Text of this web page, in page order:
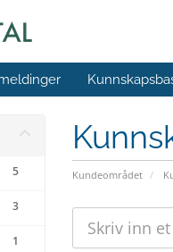
Kundeområdet
5
3
1